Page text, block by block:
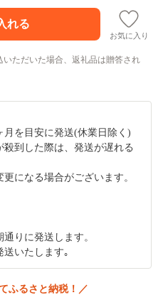
お気に入り
ただいた場合、返礼品は贈答され
を目安に発送(休業日除く)
到した際は、発送が遅れる
になる場合がございます。
りに発送します。
送いたします｡
ふるさと納税！／